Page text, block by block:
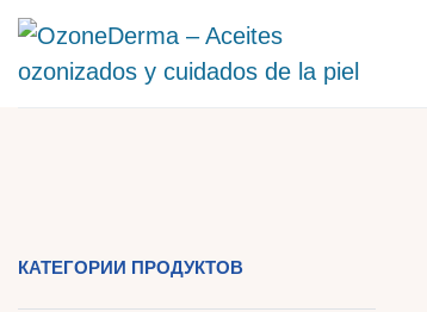
КАТЕГОРИИ ПРОДУКТОВ